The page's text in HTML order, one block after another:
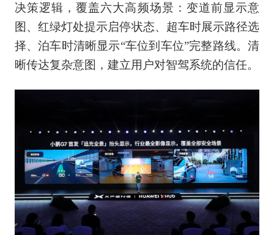
决策逻辑，覆盖六大高频场景：变道前显示意
图、红绿灯处提示启停状态、超车时展示路径选
择、泊车时清晰显示“车位到车位”完整路线。清
晰传达复杂意图，建立用户对智驾系统的信任。